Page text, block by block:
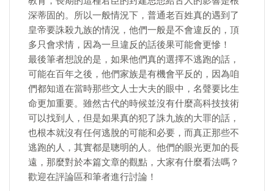
深蒂固的。所以一般情況下，普通老百姓真的遇到了
皇帝要誅殺九族的情況，他們一般是不會違反的，頂
多只會求情，因為一旦違反的話後果可能會更慘！
最後筆者想說的是，如果他們真的選擇不逃跑的話，
可能在百年之後，他們家族是有機會平反的，因為咱
們都知道在當時那些文人士大夫的眼中，名聲要比生
命更加重要。雖然古代的時候並沒有什麼高科技技術
可以找到人，但是如果真的犯了誅九族的大罪的話，
也根本就沒有任何逃脫的可能和必要，而真正那些不
逃跑的人，其實都是聰明的人。他們的眼光更加的長
遠，那麼對於本篇文章的觀點，大家有什麼看法嗎？
歡迎在評論區和筆者進行討論！